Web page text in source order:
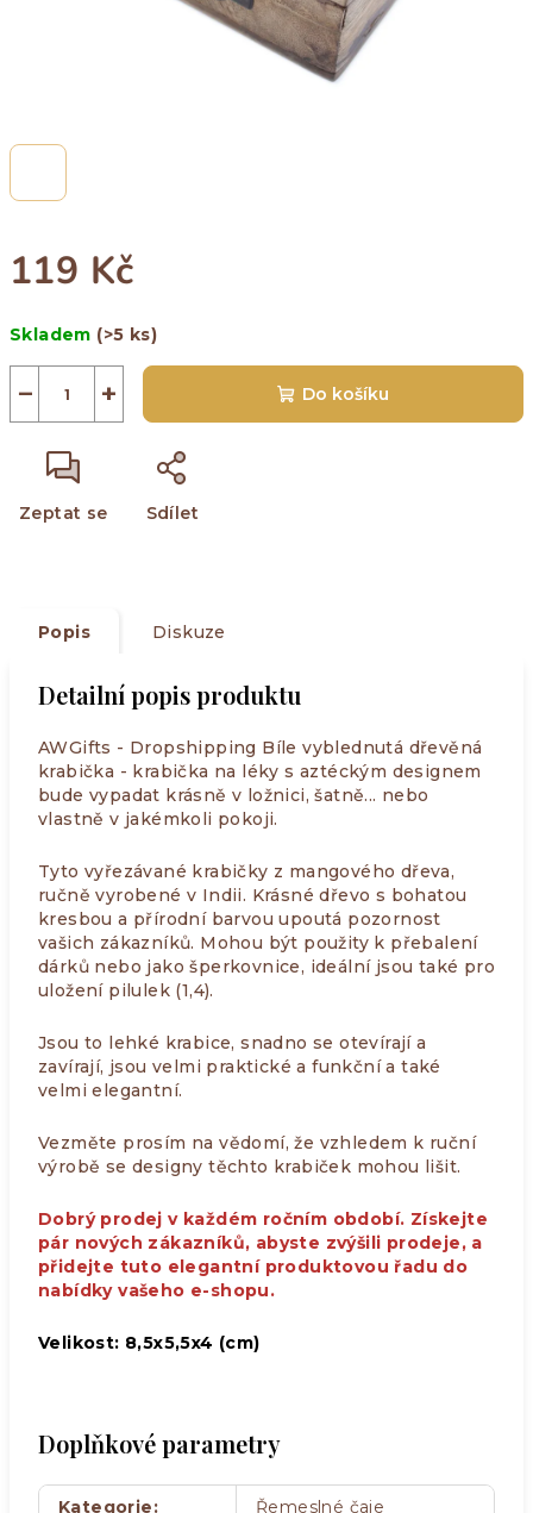
119 Kč
cena:
Skladem (>5 ks)
+
− Do košíku
Zeptat se Sdílet
Popis Diskuze
Detailní popis produktu
AWGifts - Dropshipping Bíle vyblednutá dřevěná
krabička - krabička na léky s aztéckým designem
bude vypadat krásně v ložnici, šatně... nebo
vlastně v jakémkoli pokoji.
Tyto vyřezávané krabičky z mangového dřeva,
ručně vyrobené v Indii. Krásné dřevo s bohatou
kresbou a přírodní barvou upoutá pozornost
vašich zákazníků. Mohou být použity k přebalení
dárků nebo jako šperkovnice, ideální jsou také pro
uložení pilulek (1,4).
Jsou to lehké krabice, snadno se otevírají a
zavírají, jsou velmi praktické a funkční a také
velmi elegantní.
Vezměte prosím na vědomí, že vzhledem k ruční
výrobě se designy těchto krabiček mohou lišit.
Dobrý prodej v každém ročním období. Získejte
pár nových zákazníků, abyste zvýšili prodeje, a
přidejte tuto elegantní produktovou řadu do
nabídky vašeho e-shopu.
Velikost: 8,5x5,5x4 (cm)
Doplňkové parametry
Kategorie:
Řemeslné čaje